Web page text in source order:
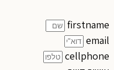
firstname
email
cellphone